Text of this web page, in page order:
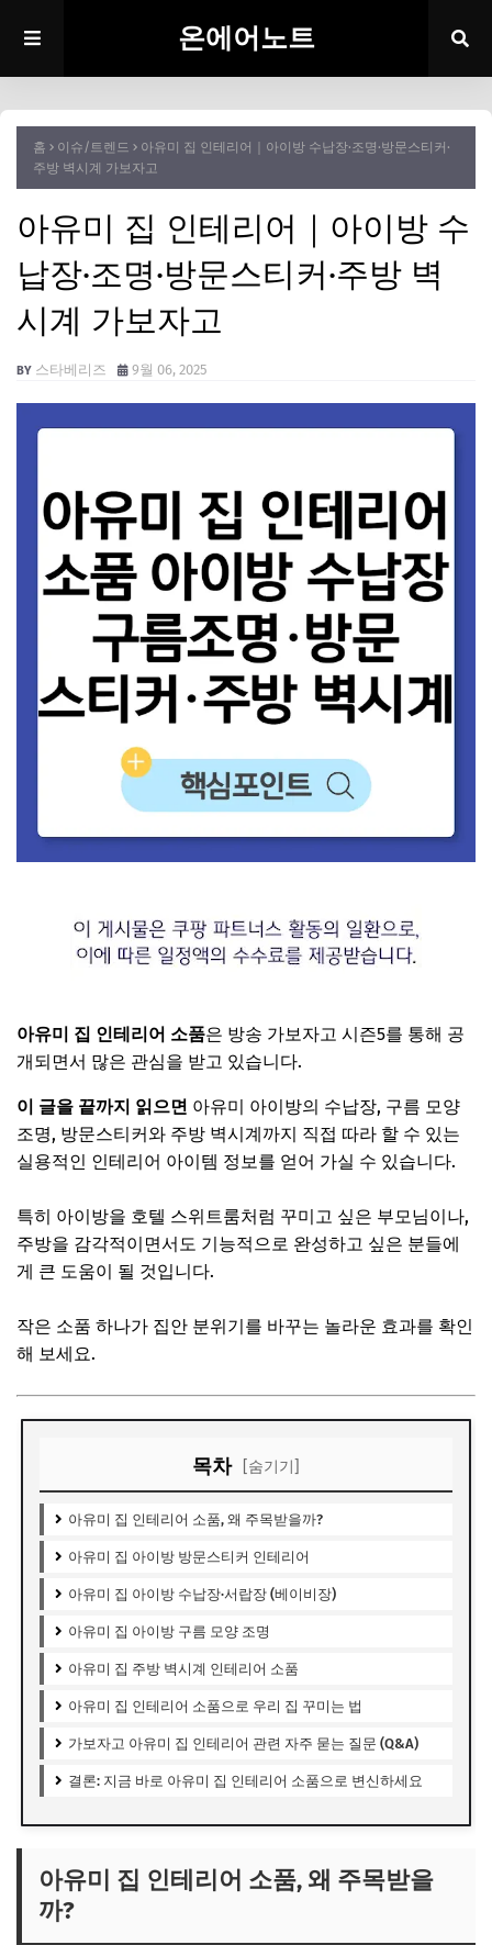
온에어노트
홈 이슈/트렌드
아유미 집 인테리어｜아이방 수납장·조명·방문스티커·
주방 벽시계 가보자고
아유미 집 인테리어｜아이방 수
납장·조명·방문스티커·주방 벽
시계 가보자고
스타베리즈 9월 06, 2025
아유미 집 인테리어 소품은 방송 가보자고 시즌5를 통해 공
개되면서 많은 관심을 받고 있습니다.
이 글을 끝까지 읽으면 아유미 아이방의 수납장, 구름 모양
조명, 방문스티커와 주방 벽시계까지 직접 따라 할 수 있는
실용적인 인테리어 아이템 정보를 얻어 가실 수 있습니다.
특히 아이방을 호텔 스위트룸처럼 꾸미고 싶은 부모님이나,
주방을 감각적이면서도 기능적으로 완성하고 싶은 분들에
게 큰 도움이 될 것입니다.
작은 소품 하나가 집안 분위기를 바꾸는 놀라운 효과를 확인
해 보세요.
목차 [숨기기]
아유미 집 인테리어 소품, 왜 주목받을까?
아유미 집 아이방 방문스티커 인테리어
아유미 집 아이방 수납장·서랍장 (베이비장)
아유미 집 아이방 구름 모양 조명
아유미 집 주방 벽시계 인테리어 소품
아유미 집 인테리어 소품으로 우리 집 꾸미는 법
가보자고 아유미 집 인테리어 관련 자주 묻는 질문 (Q&A)
결론: 지금 바로 아유미 집 인테리어 소품으로 변신하세요
아유미 집 인테리어 소품, 왜 주목받을
까?